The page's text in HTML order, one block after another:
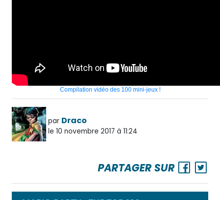
Compilation vidéo des 100 mini-jeux !
par Draco
le 10 novembre 2017 à 11:24
PARTAGER SUR